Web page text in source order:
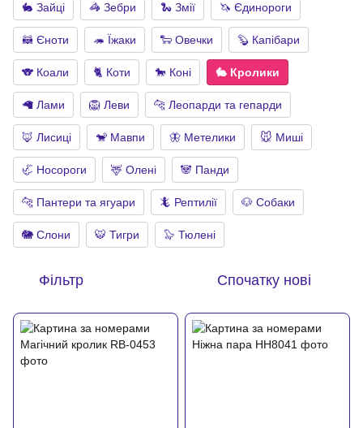
🐇 Зайці 🦓 Зебри 🐍 Змії 🦄 Єдинороги
🦝 Єноти 🦔 Їжаки 🐑 Овечки 🦫 Капібари
🐨 Коали 🐈 Коти 🐎 Коні 🐇 Кролики
🦙 Лами 🦁 Леви 🐆 Леопарди та гепарди
🦊 Лисиці 🐒 Мавпи 🦋 Метелики 🐭 Миші
🦏 Носороги 🦌 Олені 🐼 Панди
🐆 Пантери та ягуари 🦎 Рептилії 🐶 Собаки
🐘 Слони 🐯 Тигри 🦭 Тюлені
Фільтр Спочатку нові